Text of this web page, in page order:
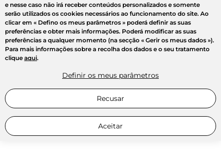
e nesse caso não irá receber conteúdos personalizados e somente
serão utilizados os cookies necessários ao funcionamento do site. Ao
clicar em « Defino os meus parâmetros » poderá definir as suas
preferências e obter mais informações. Poderá modificar as suas
preferências a qualquer momento (na secção « Gerir os meus dados »).
Para mais informações sobre a recolha dos dados e o seu tratamento
clique aqui.
Definir os meus parâmetros
Recusar
Aceitar